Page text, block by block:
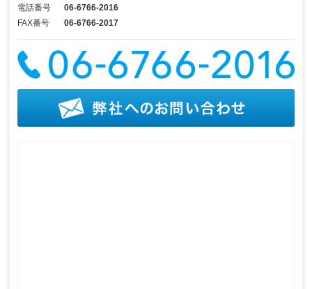
電話番号
06-6766-2016
FAX番号
06-6766-2017